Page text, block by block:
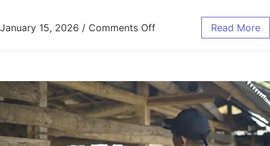
January 15, 2026 / Comments Off Read More